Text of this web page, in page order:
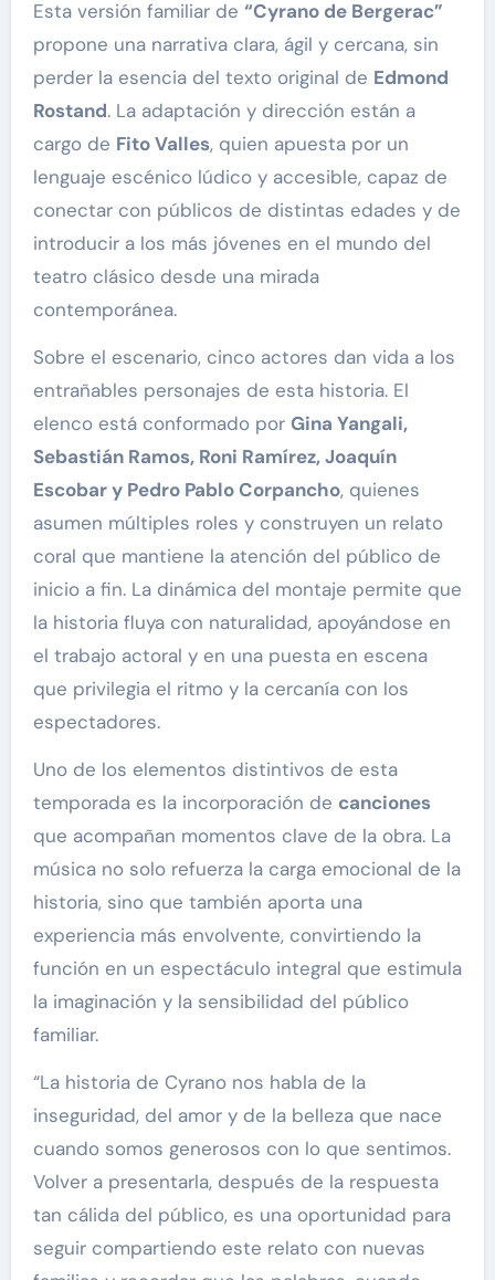
Esta versión familiar de “Cyrano de Bergerac”
propone una narrativa clara, ágil y cercana, sin
perder la esencia del texto original de Edmond
Rostand. La adaptación y dirección están a
cargo de Fito Valles, quien apuesta por un
lenguaje escénico lúdico y accesible, capaz de
conectar con públicos de distintas edades y de
introducir a los más jóvenes en el mundo del
teatro clásico desde una mirada
contemporánea.
Sobre el escenario, cinco actores dan vida a los
entrañables personajes de esta historia. El
elenco está conformado por Gina Yangali,
Sebastián Ramos, Roni Ramírez, Joaquín
Escobar y Pedro Pablo Corpancho, quienes
asumen múltiples roles y construyen un relato
coral que mantiene la atención del público de
inicio a fin. La dinámica del montaje permite que
la historia fluya con naturalidad, apoyándose en
el trabajo actoral y en una puesta en escena
que privilegia el ritmo y la cercanía con los
espectadores.
Uno de los elementos distintivos de esta
temporada es la incorporación de canciones
que acompañan momentos clave de la obra. La
música no solo refuerza la carga emocional de la
historia, sino que también aporta una
experiencia más envolvente, convirtiendo la
función en un espectáculo integral que estimula
la imaginación y la sensibilidad del público
familiar.
“La historia de Cyrano nos habla de la
inseguridad, del amor y de la belleza que nace
cuando somos generosos con lo que sentimos.
Volver a presentarla, después de la respuesta
tan cálida del público, es una oportunidad para
seguir compartiendo este relato con nuevas